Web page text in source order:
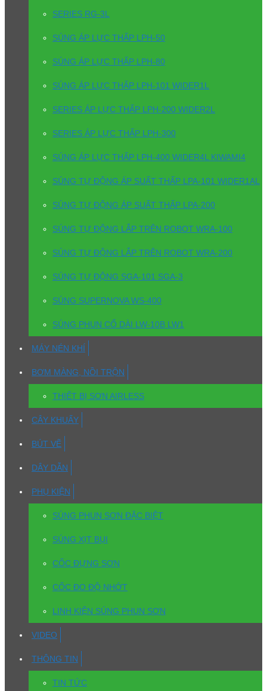
SERIES RG-3L
SÚNG ÁP LỰC THẤP LPH-50
SÚNG ÁP LỰC THẤP LPH-80
SÚNG ÁP LỰC THẤP LPH-101 WIDER1L
SERIES ÁP LỰC THẤP LPH-200 WIDER2L
SERIES ÁP LỰC THẤP LPH-300
SÚNG ÁP LỰC THẤP LPH-400 WIDER4L KIWAMI4
SÚNG TỰ ĐỘNG ÁP SUẤT THẤP LPA-101 WIDER1AL
SÚNG TỰ ĐỘNG ÁP SUẤT THẤP LPA-200
SÚNG TỰ ĐỘNG LẮP TRÊN ROBOT WRA-100
SÚNG TỰ ĐỘNG LẮP TRÊN ROBOT WRA-200
SÚNG TỰ ĐỘNG SGA-101 SGA-3
SÚNG SUPERNOVA WS-400
SÚNG PHUN CỔ DÀI LW-10B LW1
MÁY NÉN KHÍ
BƠM MÀNG, NỒI TRỘN
THIẾT BỊ SƠN AIRLESS
CÂY KHUẤY
BÚT VẼ
DÂY DẪN
PHỤ KIỆN
SÚNG PHUN SƠN ĐẶC BIỆT
SÚNG XỊT BỤI
CỐC ĐỰNG SƠN
CỐC ĐO ĐỘ NHỚT
LINH KIỆN SÚNG PHUN SƠN
VIDEO
THÔNG TIN
TIN TỨC